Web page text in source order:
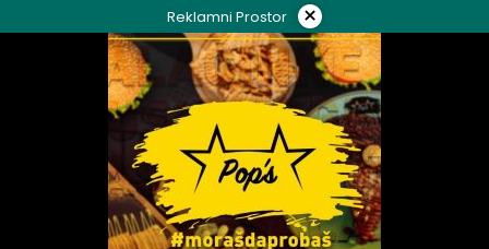
to
Reklamni Prostor ×